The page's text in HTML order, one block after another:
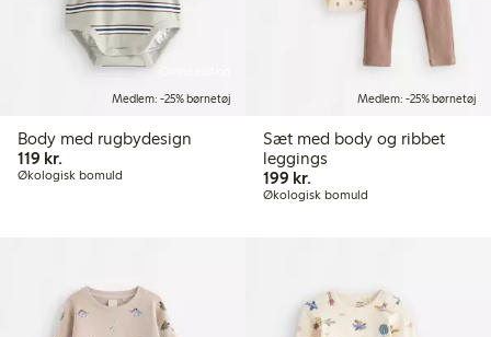
Medlem: -25% børnetøj
Body med rugbydesign
119 kr.
Økologisk bomuld
Medlem: -25% børnetøj
Sæt med body og ribbet
leggings
199 kr.199,00 kr.
Økologisk bomuld